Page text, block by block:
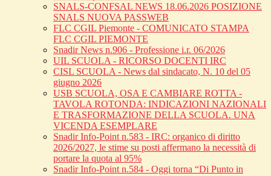
SNALS-CONFSAL NEWS 18.06.2026 POSIZIONE
SNALS NUOVA PASSWEB
FLC CGIL Piemonte - COMUNICATO STAMPA
FLC CGIL PIEMONTE
Snadir News n.906 - Professione i.r. 06/2026
UIL SCUOLA - RICORSO DOCENTI IRC
CISL SCUOLA - News dal sindacato, N. 10 del 05
giugno 2026
USB SCUOLA, OSA E CAMBIARE ROTTA -
TAVOLA ROTONDA: INDICAZIONI NAZIONALI
E TRASFORMAZIONE DELLA SCUOLA. UNA
VICENDA ESEMPLARE
Snadir Info-Point n.583 - IRC: organico di diritto
2026/2027, le stime su posti affermano la necessità di
portare la quota al 95%
Snadir Info-Point n.584 - Oggi torna “Di Punto in